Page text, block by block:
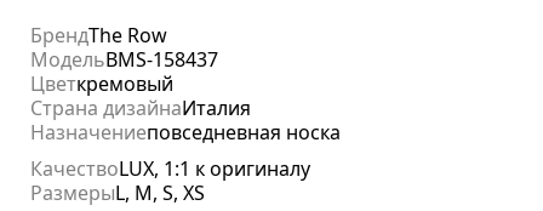
БрендThe Row
МодельBMS-158437
Цветкремовый
Страна дизайнаИталия
Назначениеповседневная носка
КачествоLUX, 1:1 к оригиналу
РазмерыL, M, S, XS